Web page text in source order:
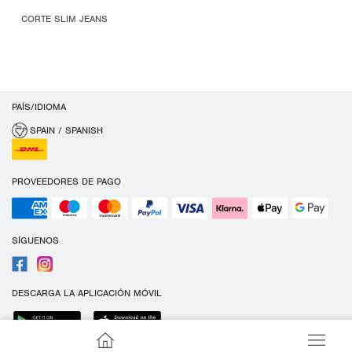
CORTE SLIM JEANS
PAÍS/IDIOMA
SPAIN / SPANISH
PROVEEDORES DE PAGO
SÍGUENOS
DESCARGA LA APLICACIÓN MÓVIL